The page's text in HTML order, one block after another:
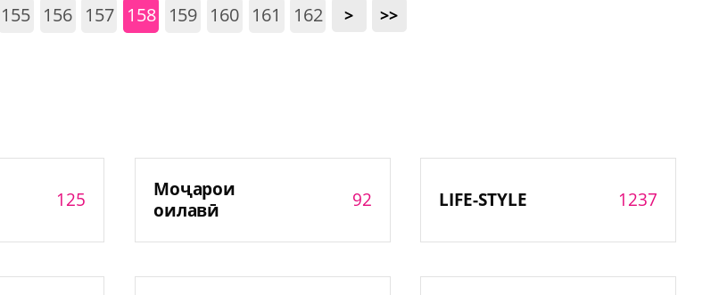
155 156 157 158 159 160 161 162 > >>
125
Моҷарои
оилавӣ
92 LIFE-STYLE 1237